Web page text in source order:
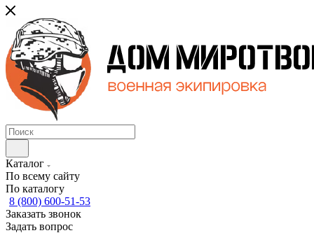
Каталог
По всему сайту
По каталогу
8 (800) 600-51-53
Заказать звонок
Задать вопрос